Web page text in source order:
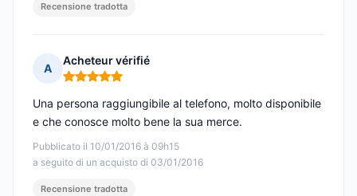
Recensione tradotta
A
Acheteur vérifié
Nota: 5 su 5
Pubblicato il 10/01/2016 à 09h15
a seguito di un acquisto di 03/01/2016
Una persona raggiungibile al telefono, molto disponibile
e che conosce molto bene la sua merce.
Recensione tradotta